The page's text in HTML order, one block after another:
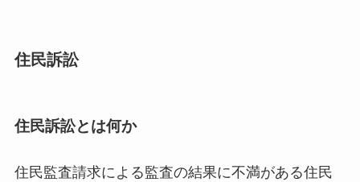
住民訴訟
住民訴訟とは何か
住民監査請求による監査の結果に不満がある住民